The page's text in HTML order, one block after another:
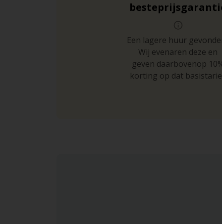
Een lagere huur
Wij evenaren deze en
geven daarbovenop
korting op dat